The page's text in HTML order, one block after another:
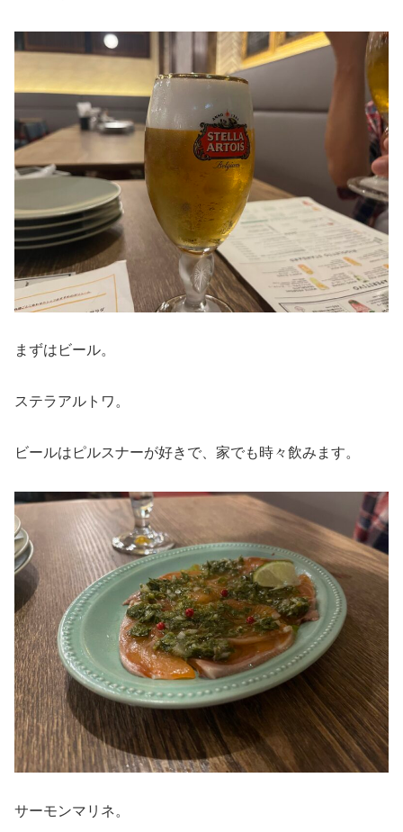
まずはビール。
ステラアルトワ。
ビールはピルスナーが好きで、家でも時々飲みます。
サーモンマリネ。